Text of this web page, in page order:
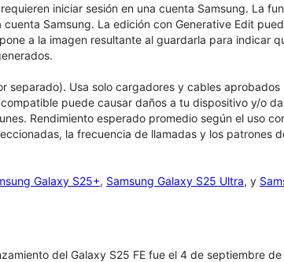
iniciar sesión en una cuenta Samsung. La
Samsung. La edición con Generative Edit
a la imagen resultante al guardarla para indicar
Usa solo cargadores y cables aprobados
puede causar daños a tu dispositivo y/o
Rendimiento esperado promedio según el uso
la frecuencia de llamadas y los patrones
Galaxy S25+, Samsung Galaxy S25 Ultra, y
del Galaxy S25 FE fue el 4 de septiembre